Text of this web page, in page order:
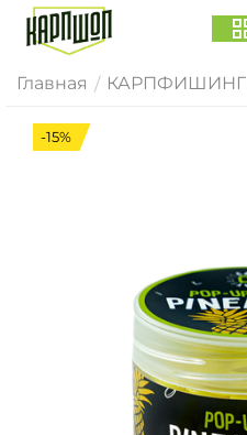
Главная / КАРПФИШИНГ
-15%